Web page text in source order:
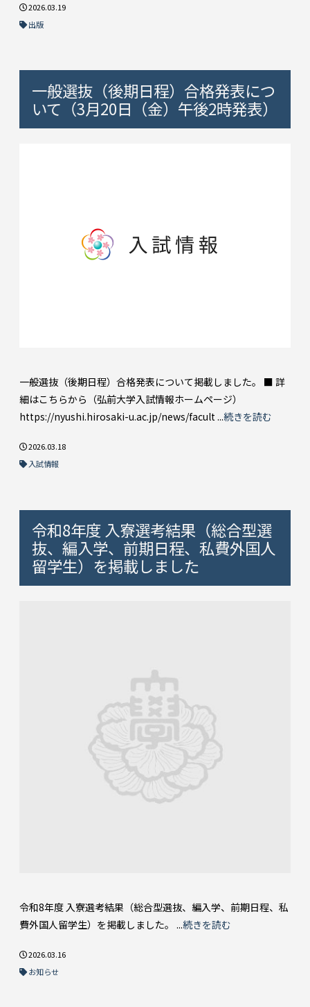
2026.03.19
出版
一般選抜（後期日程）合格発表につ
いて（3月20日（金）午後2時発表）
一般選抜（後期日程）合格発表について掲載しました。 ■ 詳
細はこちらから（弘前大学入試情報ホームページ）
https://nyushi.hirosaki-u.ac.jp/news/facult ...続きを読む
2026.03.18
入試情報
令和8年度 入寮選考結果（総合型選
抜、編入学、前期日程、私費外国人
留学生）を掲載しました
令和8年度 入寮選考結果（総合型選抜、編入学、前期日程、私
費外国人留学生）を掲載しました。 ...続きを読む
2026.03.16
お知らせ